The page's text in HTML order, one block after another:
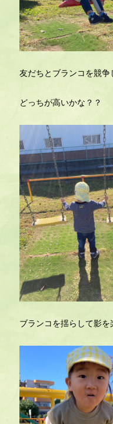
友だちとブランコを競争
どっちが高いかな？？
ブランコを揺らして影を